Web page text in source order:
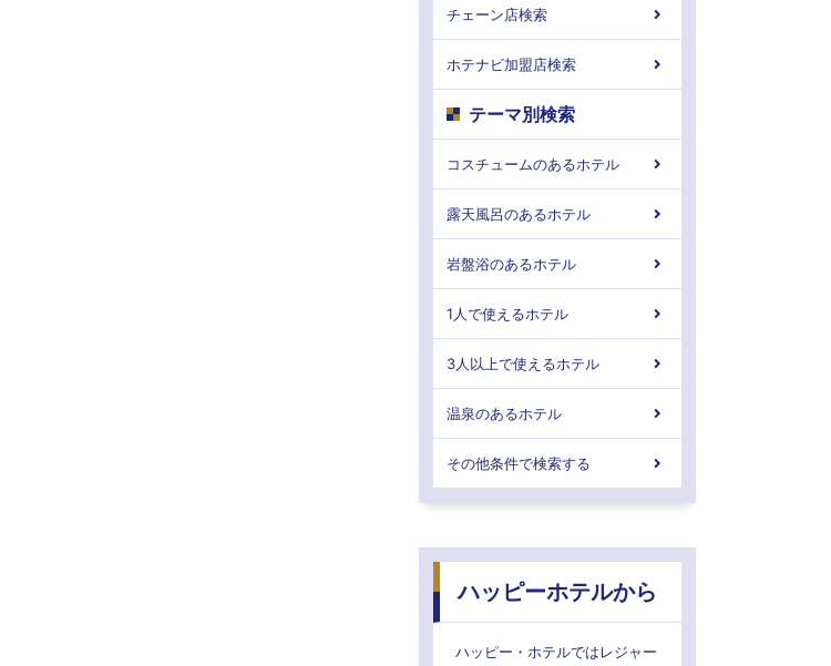
チェーン店検索
ホテナビ加盟店検索
テーマ別検索
コスチュームのあるホテル
露天風呂のあるホテル
岩盤浴のあるホテル
1人で使えるホテル
3人以上で使えるホテル
温泉のあるホテル
その他条件で検索する
ハッピーホテルから
ハッピー・ホテルではレジャー